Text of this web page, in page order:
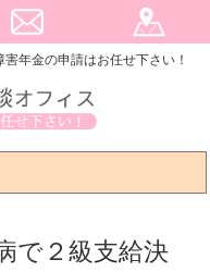
年金の申請はお任せ下さい！
で２級支給決